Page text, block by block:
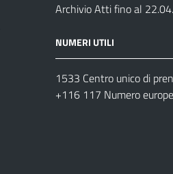
Archivio Atti fino al
NUMERI UTILI
1533 Centro unico di
+116 117 Numero